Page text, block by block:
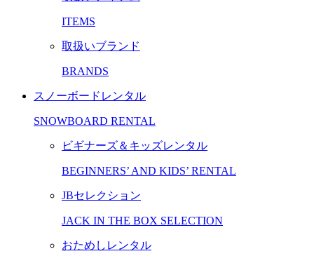
ITEMS
取扱いブランド
BRANDS
スノーボードレンタル
SNOWBOARD RENTAL
ビギナーズ＆キッズレンタル
BEGINNERS’ AND KIDS’ RENTAL
JBセレクション
JACK IN THE BOX SELECTION
おためしレンタル